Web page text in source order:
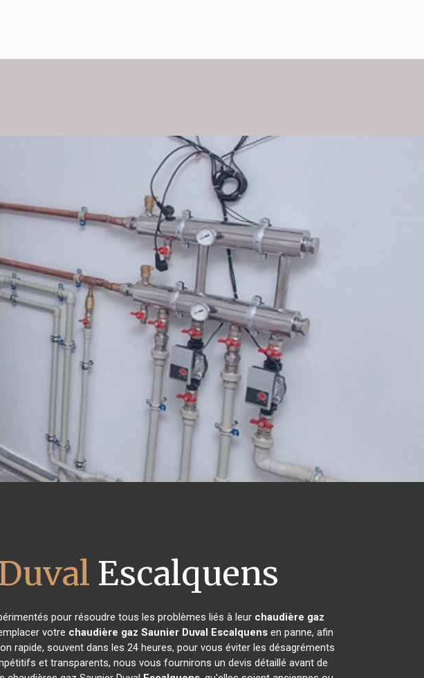
Escalquens
pour résoudre tous les problèmes liés à leur chaudière gaz
votre chaudière gaz Saunier Duval Escalquensen panne, afin
rapide, souvent dans les 24 heures, pour vous éviter les désagréments
et transparents, nous vous fournirons un devis détaillé avant de